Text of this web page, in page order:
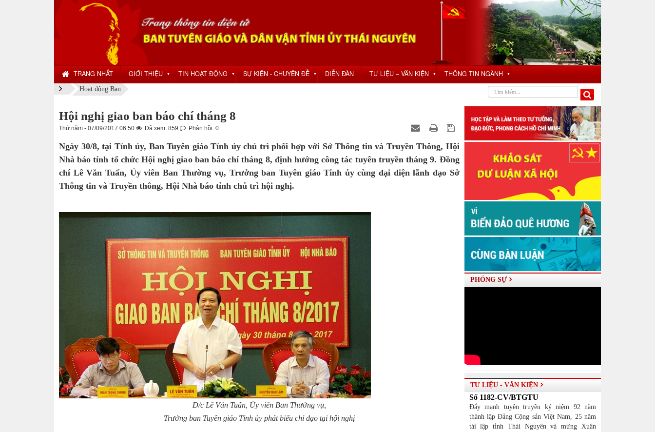
TRANG NHẤT GIỚI THIỆU ▼ TIN HOẠT ĐỘNG ▼ SỰ KIỆN - CHUYÊN ĐỀ ▼ DIỄN ĐÀN TƯ LIỆU – VĂN KIỆN ▼ THÔNG TIN NGÀNH ▼
Hoạt động Ban
Hội nghị giao ban báo chí tháng 8
Thứ năm - 07/09/2017 06:50 Đã xem: 859 Phản hồi: 0
Ngày 30/8, tại Tỉnh ủy, Ban Tuyên giáo Tỉnh ủy chủ trì phối hợp với Sở Thông tin và Truyền Thông, Hội
Nhà báo tỉnh tổ chức Hội nghị giao ban báo chí tháng 8, định hướng công tác tuyên truyền tháng 9. Đồng
chí Lê Văn Tuấn, Ủy viên Ban Thường vụ, Trưởng ban Tuyên giáo Tỉnh ủy cùng đại diện lãnh đạo Sở
Thông tin và Truyền thông, Hội Nhà báo tỉnh chủ trì hội nghị.
Đ/c Lê Văn Tuấn, Ủy viên Ban Thường vụ,
Trưởng ban Tuyên giáo Tỉnh ủy phát biểu chỉ đạo tại hội nghị
PHÓNG SỰ
TƯ LIỆU - VĂN KIỆN
Số 1182-CV/BTGTU
Đẩy mạnh tuyên truyền kỷ niệm 92 năm
thành lập Đảng Cộng sản Việt Nam, 25 năm
tái lập tỉnh Thái Nguyên và mừng Xuân